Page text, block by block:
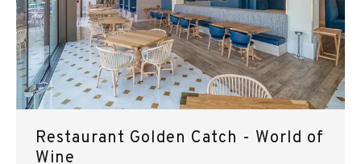
Restaurant Golden Catch - World of
Wine